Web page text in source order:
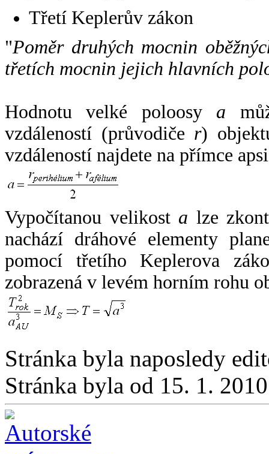
Třetí Keplerův zákon
"Poměr druhých mocnin
třetích mocnin jejich hlavních
Hodnotu velké poloosy a
vzdáleností (průvodiče r)
vzdáleností najdete na přímce
Vypočítanou velikost a lze
nachází dráhové elementy
pomocí třetího Keplerova
zobrazená v levém horním rohu
Stránka byla naposledy
Stránka byla od 15. 1.